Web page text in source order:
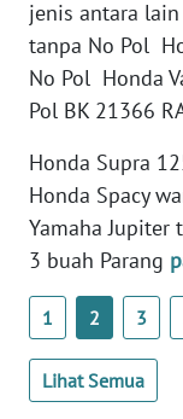
jenis antara lain
tanpa No Pol
No Pol Honda
Pol BK 21366
Honda Supra
Honda Spacy
Yamaha Jupiter
3 buah Parang
1 2 3
Lihat Semua
WN
KALTARA
KALSEL
WN
KALTIM
SULSEL
WN